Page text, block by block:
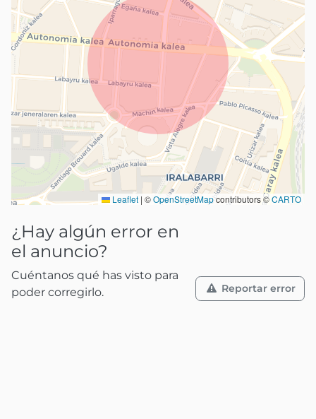
Leaflet | ©OpenStreetMapcontributors ©CARTO
¿Hay algún error en
el anuncio?
Cuéntanos qué has visto para
poder corregirlo.
Reportar error